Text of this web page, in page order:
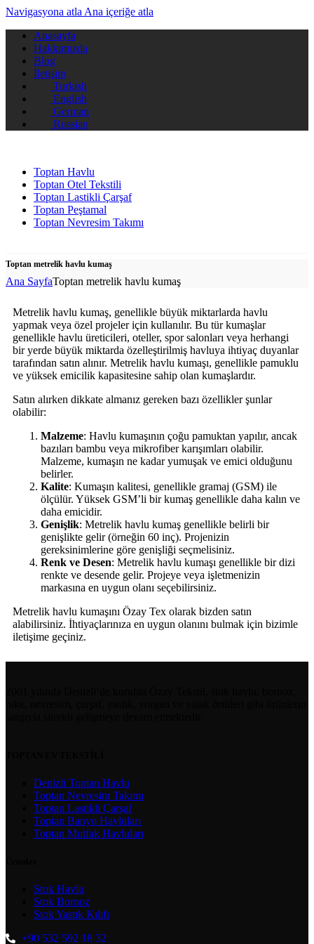
Navigasyona atla Ana içeriğe atla
Anasayfa
Hakkımızda
Blog
İletişim
Turkish
English
German
Russian
Toptan Havlu
Toptan Otel Tekstili
Toptan Lastikli Çarşaf
Toptan Peştamal
Toptan Nevresim Takımı
Toptan metrelik havlu kumaş
Ana SayfaToptan metrelik havlu kumaş
Metrelik havlu kumaş, genellikle büyük miktarlarda havlu
yapmak veya özel projeler için kullanılır. Bu tür kumaşlar
genellikle havlu üreticileri, oteller, spor salonları veya herhangi
bir yerde büyük miktarda özelleştirilmiş havluya ihtiyaç duyanlar
tarafından satın alınır. Metrelik havlu kumaşı, genellikle pamuklu
ve yüksek emicilik kapasitesine sahip olan kumaşlardır.
Satın alırken dikkate almanız gereken bazı özellikler şunlar
olabilir:
Malzeme: Havlu kumaşının çoğu pamuktan yapılır, ancak
bazıları bambu veya mikrofiber karışımları olabilir.
Malzeme, kumaşın ne kadar yumuşak ve emici olduğunu
belirler.
Kalite: Kumaşın kalitesi, genellikle gramaj (GSM) ile
ölçülür. Yüksek GSM’li bir kumaş genellikle daha kalın ve
daha emicidir.
Genişlik: Metrelik havlu kumaş genellikle belirli bir
genişlikte gelir (örneğin 60 inç). Projenizin
gereksinimlerine göre genişliği seçmelisiniz.
Renk ve Desen: Metrelik havlu kumaşı genellikle bir dizi
renkte ve desende gelir. Projeye veya işletmenizin
markasına en uygun olanı seçebilirsiniz.
Metrelik havlu kumaşını Özay Tex olarak bizden satın
alabilirsiniz. İhtiyaçlarınıza en uygun olanını bulmak için bizimle
iletişime geçiniz.
Denizli Toptan Havlu
Toptan Nevresim Takımı
Toptan Lastikli Çarşaf
Toptan Banyo Havluları
Toptan Mutfak Havluları
Stok Havlu
Stok Bornoz
Stok Yastık Kılıfı
+90 532 592 18 32